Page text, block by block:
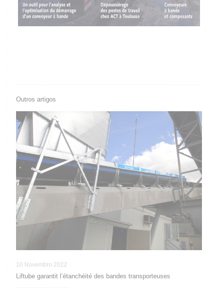
Outros artigos
10 Novembro 2022
Liftube garantit l’étanchéité des bandes transporteuses